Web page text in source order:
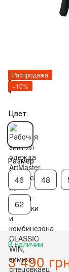
Распродажа
−10%
Цвет
Размер
46 48
62
В наличии
3 490